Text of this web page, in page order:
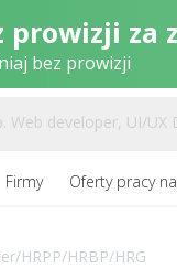
prowizji za
bez prowizji
Firmy Oferty pracy
HRPP/HRBP/HRG